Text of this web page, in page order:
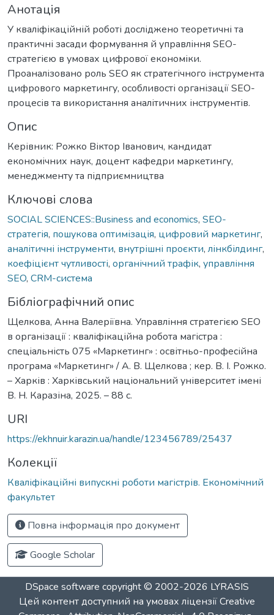
Анотація
У кваліфікаційній роботі досліджено теоретичні та
практичні засади формування й управління SEO-
стратегією в умовах цифрової економіки.
Проаналізовано роль SEO як стратегічного інструмента
цифрового маркетингу, особливості організації SEO-
процесів та використання аналітичних інструментів.
Опис
Керівник: Рожко Віктор Іванович, кандидат
економічних наук, доцент кафедри маркетингу,
менеджменту та підприємництва
Ключові слова
SOCIAL SCIENCES::Business and economics, SEO-
стратегія, пошукова оптимізація, цифровий маркетинг,
аналітичні інструменти, внутрішні проєкти, лінкбілдинг,
коефіцієнт чутливості, органічний трафік, управління
SEO, CRM-система
Бібліографічний опис
Щелкова, Анна Валеріївна. Управління стратегією SEO
в організації : кваліфікаційна робота магістра :
спеціальність 075 «Маркетинг» : освітньо-професійна
програма «Маркетинг» / А. В. Щелкова ; кер. В. І. Рожко.
– Харків : Харківський національний університет імені
В. Н. Каразіна, 2025. – 88 с.
URI
https://ekhnuir.karazin.ua/handle/123456789/25437
Колекції
Кваліфікаційні випускні роботи магістрів. Економічний
факультет
Повна інформація про документ
Google Scholar
DSpace software copyright © 2002-2026 LYRASIS
Цей контент доступний на умовах ліцензіїCreative